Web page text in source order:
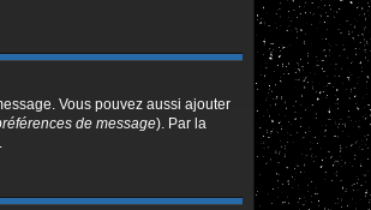
Vous pouvez aussi ajouter
de message). Par la